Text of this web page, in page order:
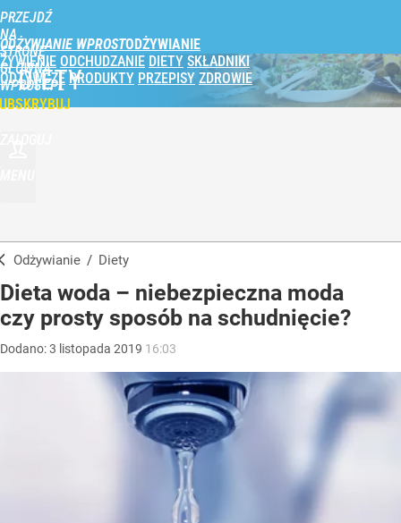
PRZEJDŹ
NA
STRONĘ
GŁÓWNĄ
WPROST.PL
ODŻYWIANIE WPROST
ŻYWIENIE ODCHUDZANIE DIETY SKŁADNIKI
ODŻYWCZE PRODUKTY PRZEPISY ZDROWIE
DIETY
Odżywianie / Diety
Dieta woda – niebezpieczna moda
czy prosty sposób na schudnięcie?
Dodano:3 listopada 2019 16:03